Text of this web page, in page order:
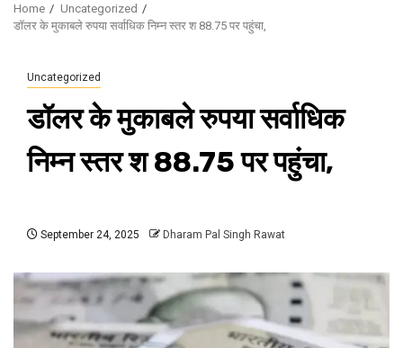
Home
Uncategorized
डॉलर के मुकाबले रुपया सर्वाधिक निम्न स्तर श 88.75 पर पहुंचा,
Uncategorized
डॉलर के मुकाबले रुपया सर्वाधिक
निम्न स्तर श 88.75 पर पहुंचा,
September 24, 2025 Dharam Pal Singh Rawat